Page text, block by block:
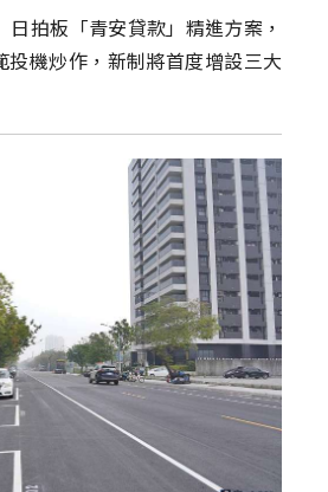
拍板「青安貸款」精進方案，
投機炒作，新制將首度增設三大